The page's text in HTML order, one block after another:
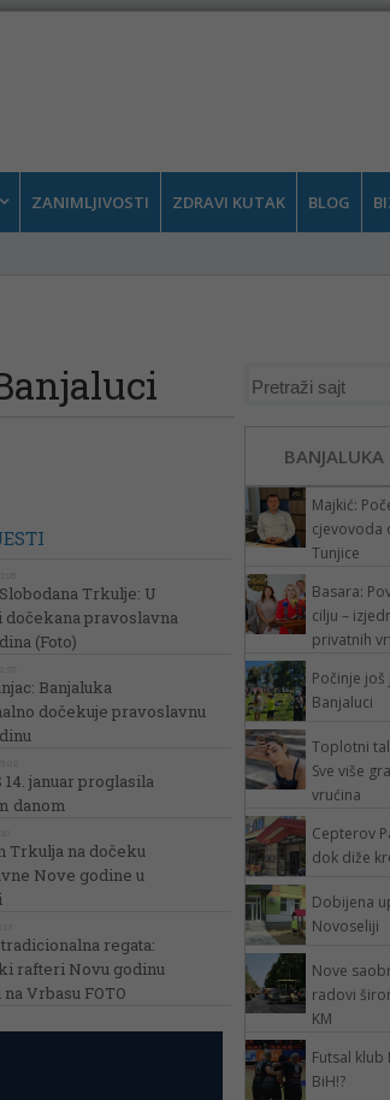
ZANIMLJIVOSTI ZDRAVI KUTAK BLOG
Trkulje: U
dočekana pravoslavna
(Foto)
Banjaluka
dočekuje pravoslavnu
14. januar proglasila
danom
Trkulja na dočeku
Nove godine u
regata:
rafteri Novu godinu
Vrbasu FOTO
BANJALUKA
Majkić:
cjevovoda
Tunjice
Basara:
cilju –
privatnih
Počinje još
Banjaluci
Toplotni
Sve više
vrućina
Cepterov
dok diže
Dobijena
Novoseliji
Nove
radovi
KM
Futsal
BiH!?